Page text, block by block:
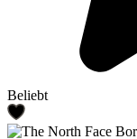
Beliebt